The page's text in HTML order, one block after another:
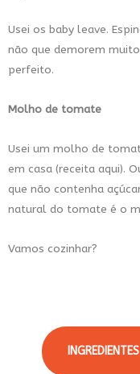
Usei os baby leave.
não que demorem
perfeito.
Molho de tomate
Usei um molho de
em casa (receita aqui).
que não contenha
natural do tomate é o
Vamos cozinhar?
INGREDIENTES